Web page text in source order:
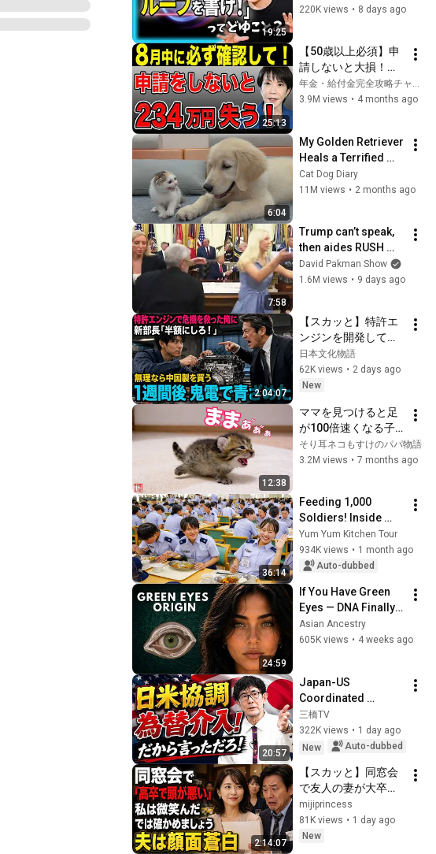
19:25
のエンジニアが「プ
"Human in the
Loop"から"Human
on the Loop"へ
220K views • 8 days ago
25:13
【50歳以上必須】申
請しないと大損！ね
んきん定期便に載ら
ない年金4選！
年金・給付金完全攻略チャンネル
3.9M views • 4 months ago
6:04
My Golden Retriever
Heals a Terrified
Rescue Kitten in
Just 3 Meetings!
Cat Dog Diary
11M views • 2 months ago
7:58
Trump can’t speak,
then aides RUSH
reporters out
David Pakman Show
1.6M views • 9 days ago
2:04:07
【スカッと】特許エ
ンジンを開発して取
引先の倒産危機を救
った俺に取引先の新
部長「半額にしろ！
う」1週間後、部長か
ら鬼電→俺「お宅の
競合と5倍で独占契約
済みです」
日本文化物語
62K views • 2 days ago
New
12:38
ママを見つけると足
が100倍速くなる子
猫の かけがえのない
1か月
そり耳ネコもすけのパパ物語
3.2M views • 7 months ago
36:14
Feeding 1,000
Soldiers! Inside
Japan's Ultra-Strict
Military Kitchen!
190kg Rice
Curry
Yum Yum Kitchen Tour
934K views • 1 month ago
Auto-dubbed
24:59
If You Have Green
Eyes — DNA Finally
Revealed Where
They Really Come
Asian Ancestry
605K views • 4 weeks ago
20:57
Japan-US
Coordinated
Currency
Intervention
Executed! The
Defeat a Sovereign
Currenc...
三橋TV
322K views • 1 day ago
New
Auto-dubbed
2:14:07
【スカッと】同窓会
で友人の妻が大卒だ
と知ると、夫は笑っ
た。「うちの妻は高
卒で、本当に頭が悪
mijiprincess
81K views • 1 day ago
New